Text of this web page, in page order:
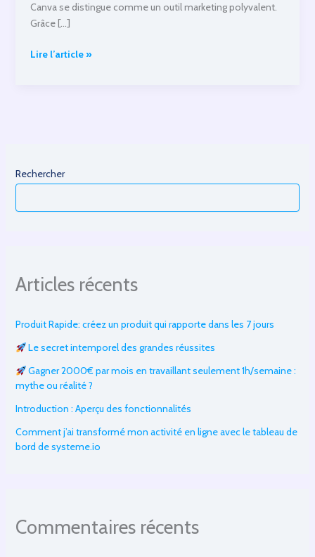
Canva se distingue comme un outil marketing polyvalent.
Grâce […]
Boostez
L’outil
parfait
Lire l’article »
Rechercher
Articles récents
Produit Rapide: créez un produit qui rapporte dans les 7 jours
Le secret intemporel des grandes réussites
Gagner 2000€ par mois en travaillant seulement 1h/semaine :
mythe ou réalité ?
Introduction : Aperçu des fonctionnalités
Comment j’ai transformé mon activité en ligne avec le tableau de
bord de systeme.io
Commentaires récents